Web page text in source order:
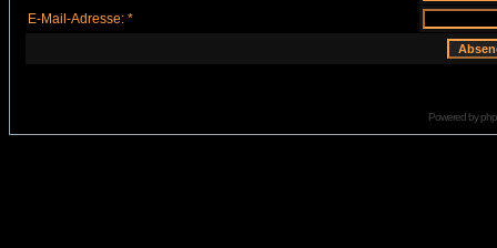
E-Mail-Adresse: *
Powered by